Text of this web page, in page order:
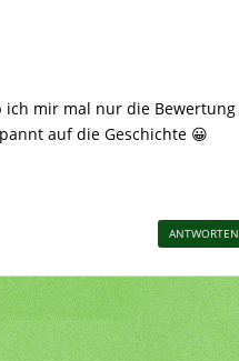
ich mir mal nur die Bewertung
auf die Geschichte 😀
ANTWORTEN